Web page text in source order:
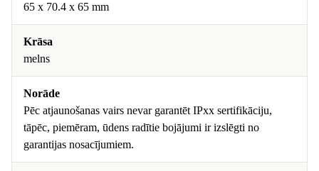
65 x 70.4 x 65 mm
Krāsa
melns
Norāde
Pēc atjaunošanas vairs nevar garantēt IPxx sertifikāciju,
tāpēc, piemēram, ūdens radītie bojājumi ir izslēgti no
garantijas nosacījumiem.